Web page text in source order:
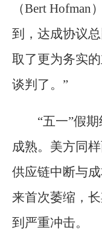
（Bert Hofman
到，达成协议
取了更为务实
谈判了。”
“五一”假
成熟。美方同
供应链中断与
来首次萎缩，
到严重冲击。